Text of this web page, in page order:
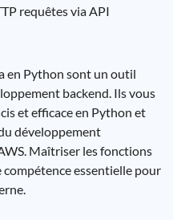
requêtes via API
en Python sont un outil
backend. Ils vous
et efficace en Python et
développement
Maîtriser les fonctions
essentielle pour